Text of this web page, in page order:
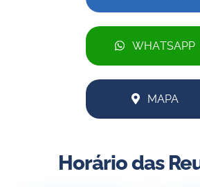
WHATSAPP
MAPA
Horário das